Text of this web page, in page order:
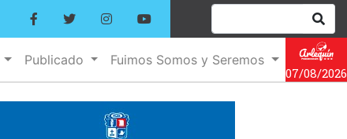
Publicado
Fuimos Somos y Seremos
07/08/2026